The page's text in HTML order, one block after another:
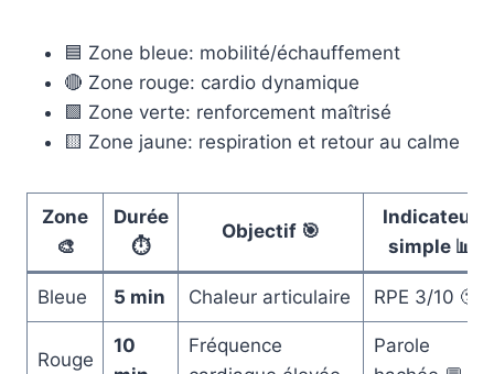
🟦 Zone bleue: mobilité/échauffement
🔴 Zone rouge: cardio dynamique
🟩 Zone verte: renforcement maîtrisé
🟨 Zone jaune: respiration et retour au calme
Zone
🎨
Durée
⏱️
Objectif 🎯
Indicateur
simple 📊
Bleue 5 min Chaleur articulaire RPE 3/10 🙂
Rouge
10
Fréquence
Parole